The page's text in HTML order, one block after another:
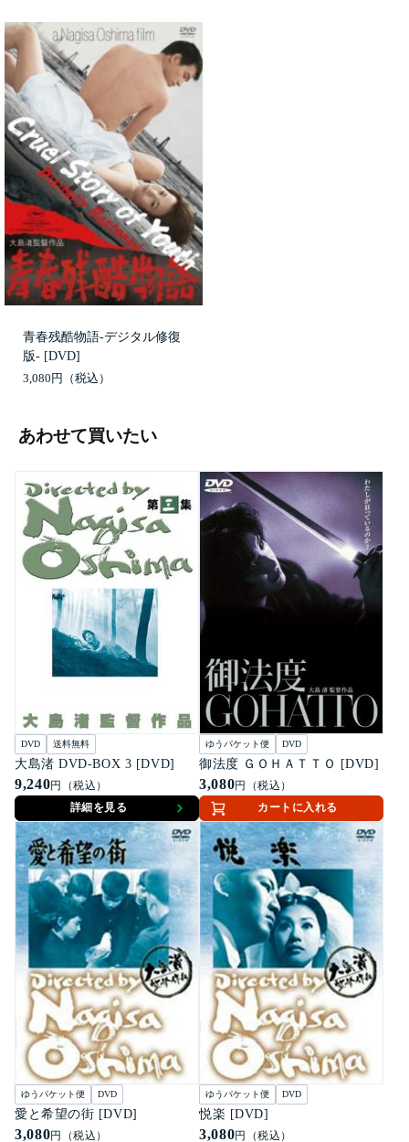
青春残酷物語-デジタル修復
版- [DVD]
3,080円
あわせて買いたい
DVD 送料無料
大島渚 DVD-BOX 3 [DVD]
9,240円（税込）
詳細を見る
ゆうパケット便 DVD
御法度 ＧＯＨＡＴＴＯ [DVD]
3,080円（税込）
カートに入れる
ゆうパケット便 DVD
愛と希望の街 [DVD]
3,080円（税込）
ゆうパケット便 DVD
悦楽 [DVD]
3,080円（税込）